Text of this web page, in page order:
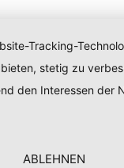
Tracking-
stetig zu
den Interessen der
ABLEHNEN